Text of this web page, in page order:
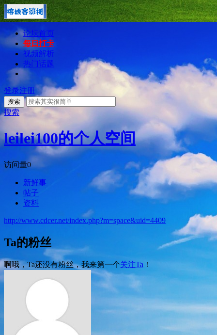
论坛首页
每日打卡
视频解析
热门话题
登录注册
搜索
搜索
leilei100的个人空间
访问量0
新鲜事
帖子
资料
http://www.cdcer.net/index.php?m=space&uid=4409
Ta的粉丝
啊哦，Ta还没有粉丝，我来第一个关注Ta ！